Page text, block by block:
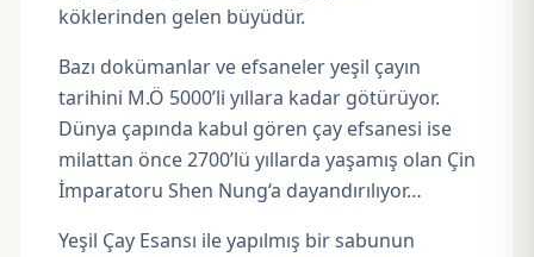
köklerinden gelen büyüdür.
Bazı dokümanlar ve efsaneler yeşil çayın
tarihini M.Ö 5000’li yıllara kadar götürüyor.
Dünya çapında kabul gören çay efsanesi ise
milattan önce 2700’lü yıllarda yaşamış olan Çin
İmparatoru Shen Nung‘a dayandırılıyor…
Yeşil Çay Esansı ile yapılmış bir sabunun